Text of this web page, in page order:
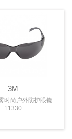
3M
时尚户外防护眼镜
11330